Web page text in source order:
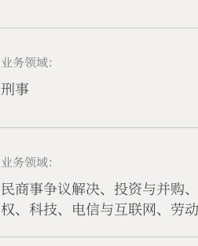
业务领域：
刑事
业务领域：
民商事争议解决、投资与并购
权、科技、电信与互联网、劳